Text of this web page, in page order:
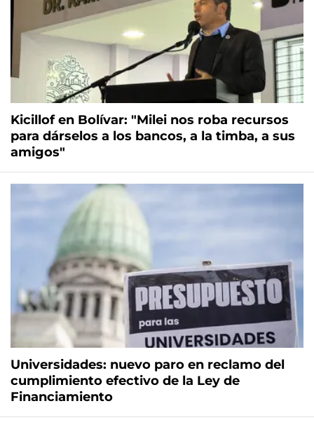
Kicillof en Bolívar: "Milei nos roba recursos
para dárselos a los bancos, a la timba, a sus
amigos"
Universidades: nuevo paro en reclamo del
cumplimiento efectivo de la Ley de
Financiamiento